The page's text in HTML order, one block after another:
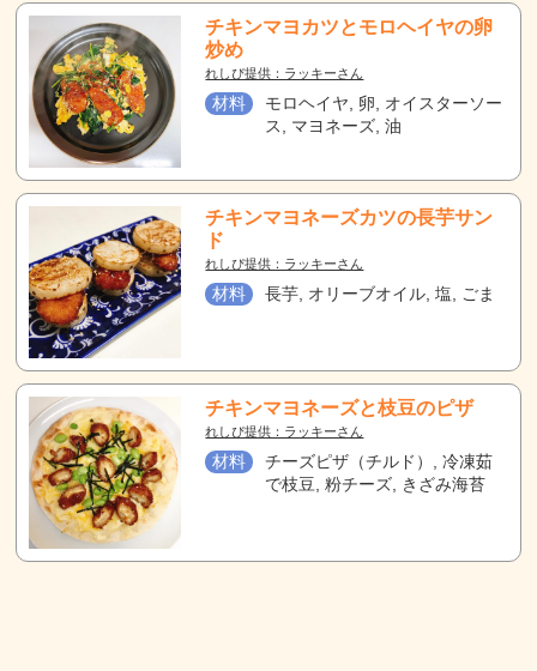
チキンマヨカツとモロヘイヤの卵
炒め
れしぴ提供：ラッキーさん
材料
モロヘイヤ, 卵, オイスターソー
ス, マヨネーズ, 油
チキンマヨネーズカツの長芋サン
ド
れしぴ提供：ラッキーさん
材料 長芋, オリーブオイル, 塩, ごま
チキンマヨネーズと枝豆のピザ
れしぴ提供：ラッキーさん
材料
チーズピザ（チルド）, 冷凍茹
で枝豆, 粉チーズ, きざみ海苔